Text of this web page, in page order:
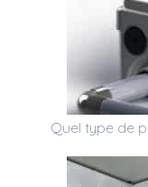
Quel type de